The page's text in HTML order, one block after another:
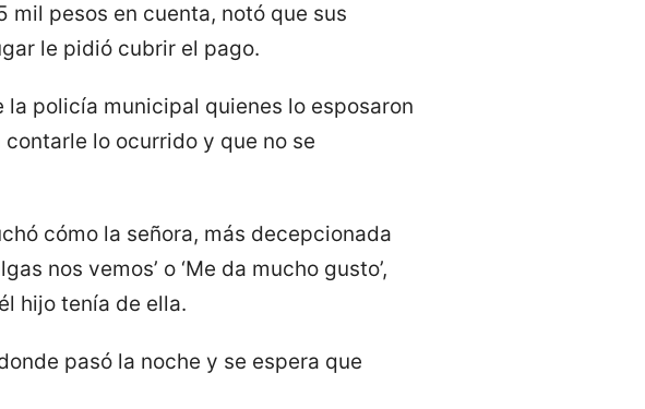
mil pesos en cuenta, notó que sus
le pidió cubrir el pago.
policía municipal quienes lo esposaron
lo ocurrido y que no se
cómo la señora, más decepcionada
nos vemos’ o ‘Me da mucho gusto’,
hijo tenía de ella.
pasó la noche y se espera que